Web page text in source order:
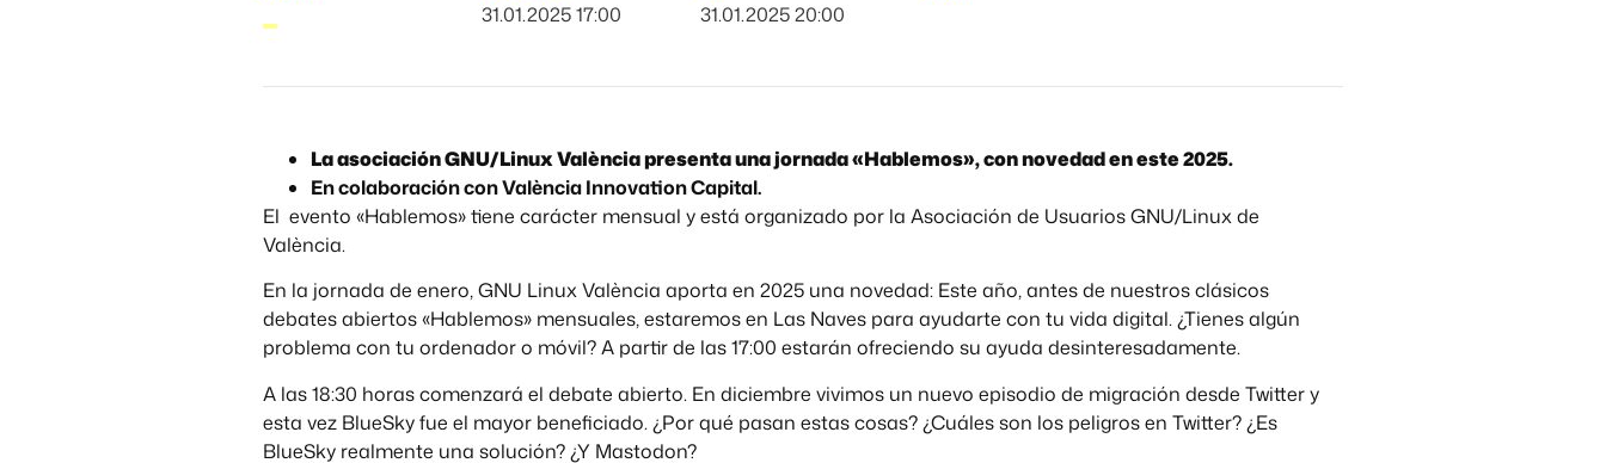
31.01.2025 17:00 31.01.2025 20:00
La asociación GNU/Linux València presenta una jornada «Hablemos», con novedad en este 2025.
En colaboración con València Innovation Capital.
El evento «Hablemos» tiene carácter mensual y está organizado por la Asociación de Usuarios GNU/Linux de
València.
En la jornada de enero, GNU Linux València aporta en 2025 una novedad: Este año, antes de nuestros clásicos
debates abiertos «Hablemos» mensuales, estaremos en Las Naves para ayudarte con tu vida digital. ¿Tienes algún
problema con tu ordenador o móvil? A partir de las 17:00 estarán ofreciendo su ayuda desinteresadamente.
A las 18:30 horas comenzará el debate abierto. En diciembre vivimos un nuevo episodio de migración desde Twitter y
esta vez BlueSky fue el mayor beneficiado. ¿Por qué pasan estas cosas? ¿Cuáles son los peligros en Twitter? ¿Es
BlueSky realmente una solución? ¿Y Mastodon?